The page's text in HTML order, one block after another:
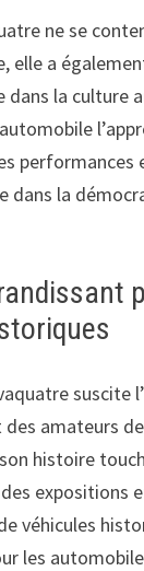
ne se
elle a
dans la culture
performances
dans la
suscite
amateurs
histoire
expositions
véhicules
les